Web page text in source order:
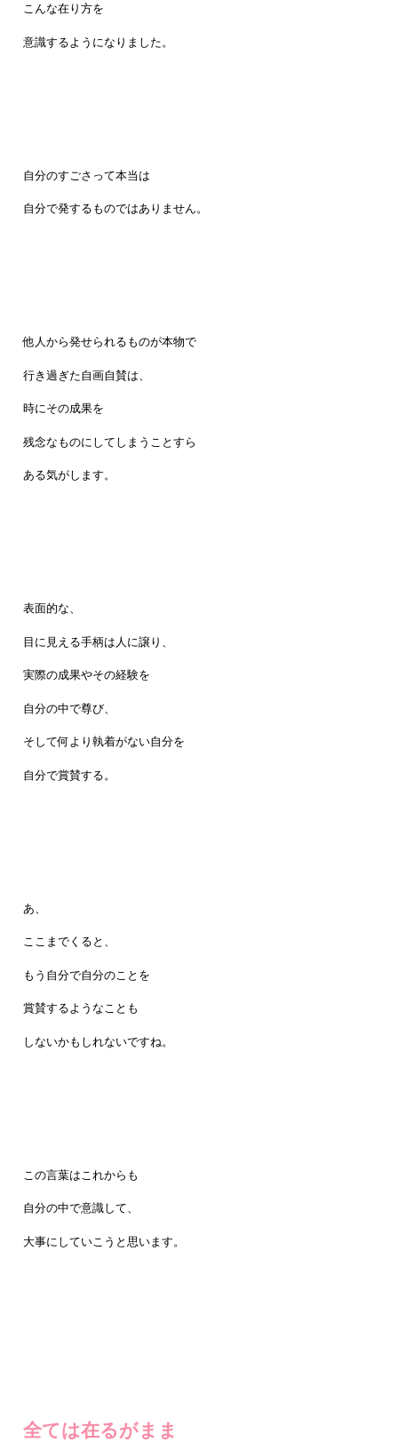
こんな在り方を
意識するようになりました。
自分のすごさって本当は
自分で発するものではありません。
他人から発せられるものが本物で
行き過ぎた自画自賛は、
時にその成果を
残念なものにしてしまうことすら
ある気がします。
表面的な、
目に見える手柄は人に譲り、
実際の成果やその経験を
自分の中で尊び、
そして何より執着がない自分を
自分で賞賛する。
あ、
ここまでくると、
もう自分で自分のことを
賞賛するようなことも
しないかもしれないですね。
この言葉はこれからも
自分の中で意識して、
大事にしていこうと思います。
全ては在るがまま